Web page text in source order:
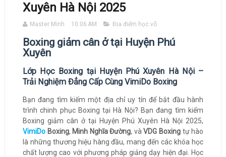
Xuyên Hà Nội 2025
Master Minh 10:06 AM Địa điểm học võ
Boxing giảm cân ở tại Huyện Phú
Xuyên
Lớp Học Boxing tại Huyện Phú Xuyên Hà Nội –
Trải Nghiệm Đẳng Cấp Cùng VimiDo Boxing
Bạn đang tìm kiếm một địa chỉ uy tín để bắt đầu hành
trình chinh phục Boxing tại Hà Nội? Bạn đang tìm kiếm
Boxing giảm cân ở tại Huyện Phú Xuyên Hà Nội 2025,
VimiDoBoxing, Minh Nghĩa Đường, vàVDG Boxingtự hào
là những thương hiệu hàng đầu, mang đến các khóa học
chất lượng cao với phương pháp giảng dạy hiện đại. Học